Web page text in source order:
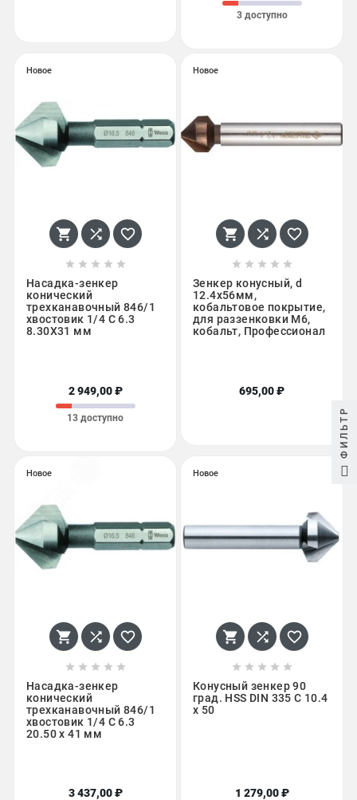
3 доступно
Новое
  
    
Насадка-зенкер
конический
трехканавочный 846/1
хвостовик 1/4 C 6.3
8.30X31 мм
2 949,00 ₽
13 доступно
Новое
  
    
Зенкер конусный, d
12.4x56мм,
кобальтовое покрытие,
для раззенковки М6,
кобальт, Профессионал
695,00 ₽
Новое
  
    
Насадка-зенкер
конический
трехканавочный 846/1
хвостовик 1/4 C 6.3
20.50 x 41 мм
3 437,00 ₽
Новое
  
    
Конусный зенкер 90
град. HSS DIN 335 C 10.4
х 50
1 279,00 ₽
ФИЛЬТР